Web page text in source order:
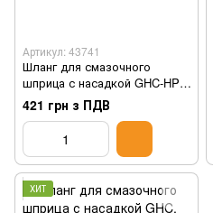
Артикул: 43741
Шланг для смазочного
шприца с насадкой GHC-HP,
400 бар, интенсивный режим
работы, 450 мм
421 грн з ПДВ
ХИТ